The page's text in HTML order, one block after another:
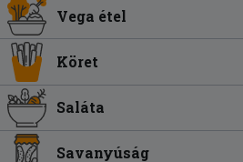
Vega étel
Köret
Saláta
Savanyúság